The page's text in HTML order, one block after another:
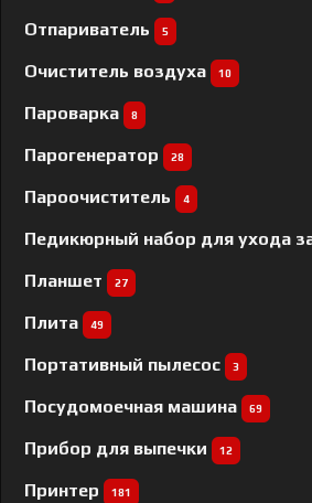
Отпариватель 5
Очиститель воздуха 10
Пароварка 8
Парогенератор 28
Пароочиститель 4
Педикюрный набор для ухода
Планшет 27
Плита 49
Портативный пылесос 3
Посудомоечная машина 69
Прибор для выпечки 12
Принтер 181